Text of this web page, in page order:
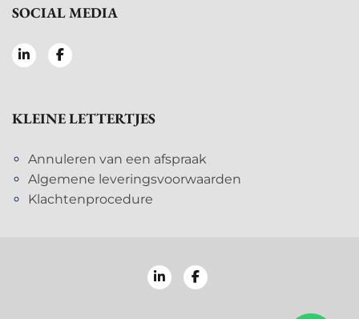
SOCIAL MEDIA
KLEINE LETTERTJES
Annuleren van een afspraak
Algemene leveringsvoorwaarden
Klachtenprocedure